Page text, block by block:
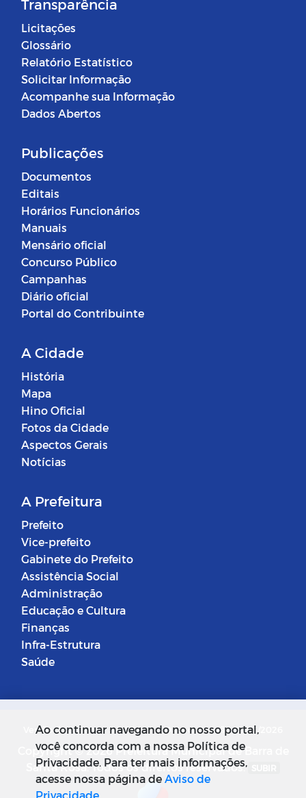
Transparência
Licitações
Glossário
Relatório Estatístico
Solicitar Informação
Acompanhe sua Informação
Dados Abertos
Publicações
Documentos
Editais
Horários Funcionários
Manuais
Mensário oficial
Concurso Público
Campanhas
Diário oficial
Portal do Contribuinte
A Cidade
História
Mapa
Hino Oficial
Fotos da Cidade
Aspectos Gerais
Notícias
A Prefeitura
Prefeito
Vice-prefeito
Gabinete do Prefeito
Assistência Social
Administração
Educação e Cultura
Finanças
Infra-Estrutura
Saúde
Versão do Sistema: 5.0.268 Data da Versão: 18/03/2026
Copyright © 2026 Prefeitura Municipal de Barra de
Santa Rosa. Todos os direitos reservados.
Ao continuar navegando no nosso portal,
você concorda com a nossa Política de
Privacidade. Para ter mais informações,
acesse nossa página deAviso de
Privacidade